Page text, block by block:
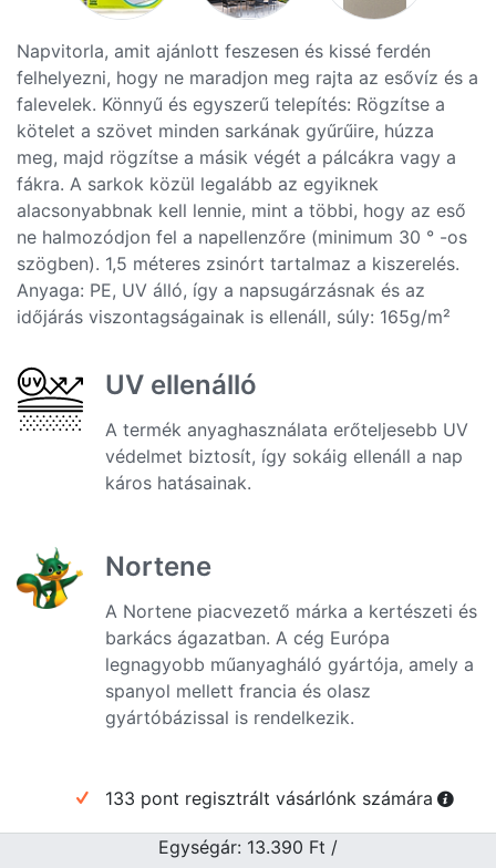
Napvitorla, amit ajánlott feszesen és kissé ferdén
felhelyezni, hogy ne maradjon meg rajta az esővíz és a
falevelek. Könnyű és egyszerű telepítés: Rögzítse a
kötelet a szövet minden sarkának gyűrűire, húzza
meg, majd rögzítse a másik végét a pálcákra vagy a
fákra. A sarkok közül legalább az egyiknek
alacsonyabbnak kell lennie, mint a többi, hogy az eső
ne halmozódjon fel a napellenzőre (minimum 30 ° -os
szögben). 1,5 méteres zsinórt tartalmaz a kiszerelés.
Anyaga: PE, UV álló, így a napsugárzásnak és az
időjárás viszontagságainak is ellenáll, súly: 165g/m²
UV ellenálló
A termék anyaghasználata erőteljesebb UV
védelmet biztosít, így sokáig ellenáll a nap
káros hatásainak.
Nortene
A Nortene piacvezető márka a kertészeti és
barkács ágazatban. A cég Európa
legnagyobb műanyagháló gyártója, amely a
spanyol mellett francia és olasz
gyártóbázissal is rendelkezik.
133 pont regisztrált vásárlónk számára
Egységár: 13.390 Ft /